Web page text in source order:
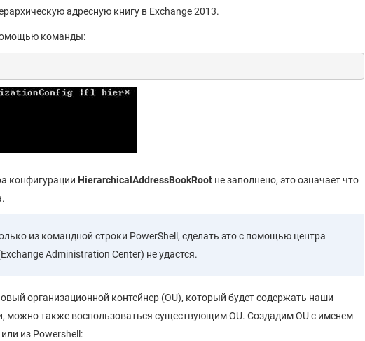
адресную книгу в Exchange 2013.
команды:
конфигурации HierarchicalAddressBookRoot не заполнено, это означает что
из командной строки PowerShell, сделать это с помощью центра
Administration Center) не удастся.
организационной контейнер (OU), который будет содержать наши
можно также воспользоваться существующим OU. Создадим OU с именем
или из Powershell: